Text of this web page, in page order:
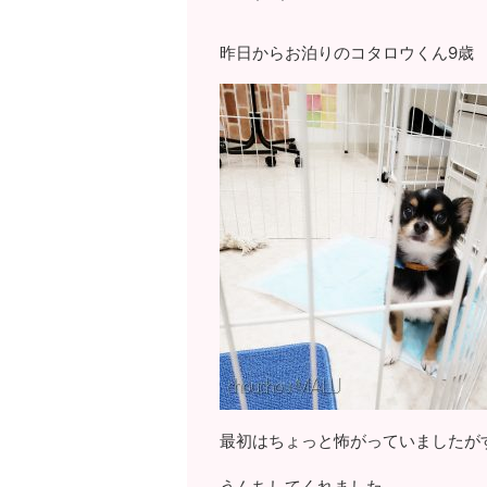
昨日からお泊りのコタロウくん9歳
最初はちょっと怖がっていました